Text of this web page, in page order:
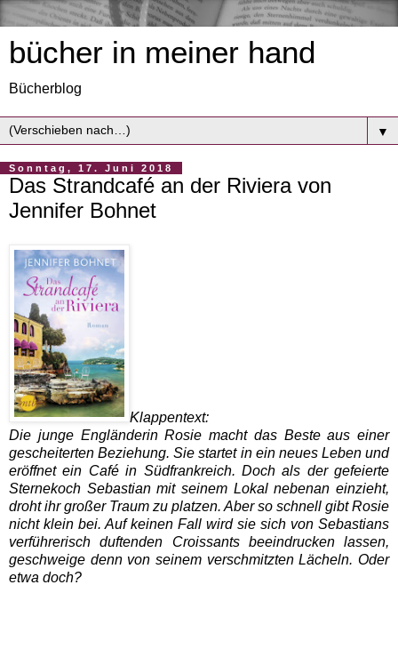
bücher in meiner hand
Bücherblog
▼
Sonntag, 17. Juni 2018
Das Strandcafé an der Riviera von
Jennifer Bohnet
Klappentext:
Die junge Engländerin Rosie macht das Beste aus einer
gescheiterten Beziehung. Sie startet in ein neues Leben und
eröffnet ein Café in Südfrankreich. Doch als der gefeierte
Sternekoch Sebastian mit seinem Lokal nebenan einzieht,
droht ihr großer Traum zu platzen. Aber so schnell gibt Rosie
nicht klein bei. Auf keinen Fall wird sie sich von Sebastians
verführerisch duftenden Croissants beeindrucken lassen,
geschweige denn von seinem verschmitzten Lächeln. Oder
etwa doch?